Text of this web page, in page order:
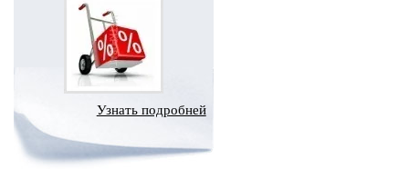
Узнать подробней